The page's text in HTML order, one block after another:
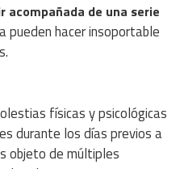
acompañada de una serie
pueden hacer insoportable
físicas y psicológicas
durante los días previos a
objeto de múltiples